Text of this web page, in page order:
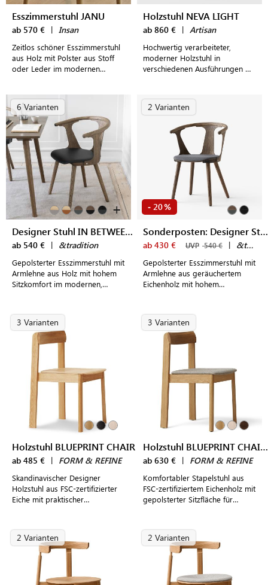
Esszimmerstuhl JANU
ab 570 € | Insan
Zeitlos schöner Esszimmerstuhl
aus Holz mit Polster aus Stoff
oder Leder im modernen
Holzstuhl NEVA LIGHT
ab 860 € | Artisan
Hochwertig verarbeiteter,
moderner Holzstuhl in
verschiedenen Ausführungen mit
6 Varianten
+
Designer Stuhl IN BETWEEN SK2
ab 540 € | &tradition
Gepolsterter Esszimmerstuhl mit
Armlehne aus Holz mit hohem
Sitzkomfort im modernen,
2 Varianten
- 20%
Sonderposten: Designer Stuhl IN BETWEEN SK2
ab 430 € UVP 540 € | &tradition
Gepolsterter Esszimmerstuhl mit
Armlehne aus geräuchertem
Eichenholz mit hohem
3 Varianten
Holzstuhl BLUEPRINT CHAIR
ab 485 € | FORM & REFINE
Skandinavischer Designer
Holzstuhl aus FSC-zertifizierter
Eiche mit praktischer
Essbereiche
3 Varianten
Holzstuhl BLUEPRINT CHAIR gepolstert
ab 630 € | FORM & REFINE
Komfortabler Stapelstuhl aus
FSC-zertifiziertem Eichenholz mit
gepolsterter Sitzfläche für
2 Varianten 2 Varianten